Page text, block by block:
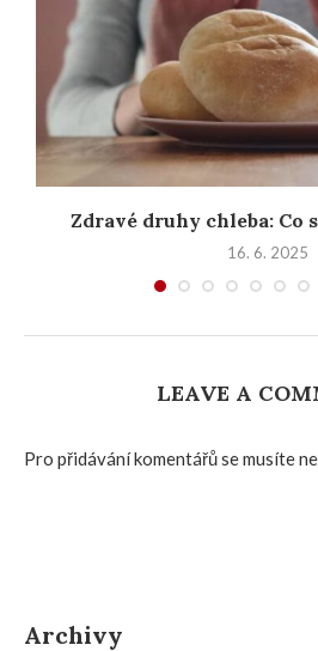
Zdravé druhy chleba: Co
16. 6. 2025
LEAVE A
Pro přidávání komentářů se musíte
Archivy